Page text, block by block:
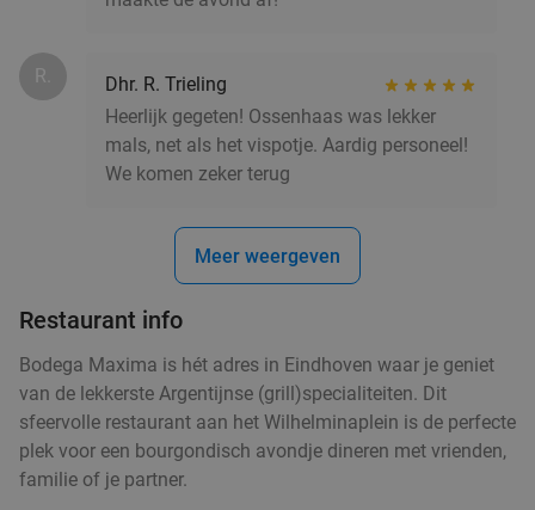
3-gangendiner bij een Bar Bistro DuCo
35%
3-gangendiner of -lunch bij Brasserie Welkom
Thuis
Morgen Wo Do
R.
Dhr. R. Trieling
Heerlijk gegeten! Ossenhaas was lekker
mals, net als het vispotje. Aardig personeel!
We komen zeker terug
Meer weergeven
Restaurant info
Bodega Maxima is hét adres in Eindhoven waar je geniet
van de lekkerste Argentijnse (grill)specialiteiten. Dit
sfeervolle restaurant aan het Wilhelminaplein is de perfecte
plek voor een bourgondisch avondje dineren met vrienden,
familie of je partner.